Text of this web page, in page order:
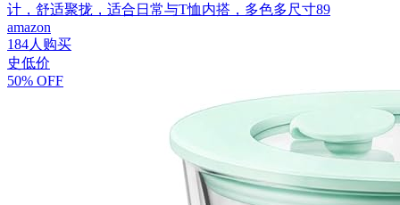
计，舒适聚拢，适合日常与T恤内搭，多色多尺寸89
amazon
184人购买
史低价
50% OFF